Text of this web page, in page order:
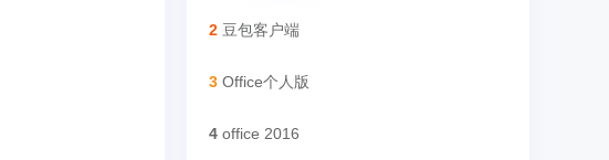
2 豆包客户端
3 Office个人版
4 office 2016